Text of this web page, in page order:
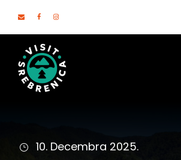
10. Decembra 2025.